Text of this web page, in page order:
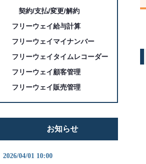
契約/支払/変更/解約
フリーウェイ給与計算
フリーウェイマイナンバー
フリーウェイタイムレコーダー
フリーウェイ顧客管理
フリーウェイ販売管理
お知らせ
2026/04/01 10:00